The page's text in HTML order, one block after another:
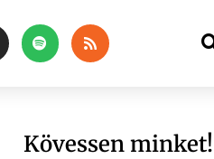
Kövessen minket!